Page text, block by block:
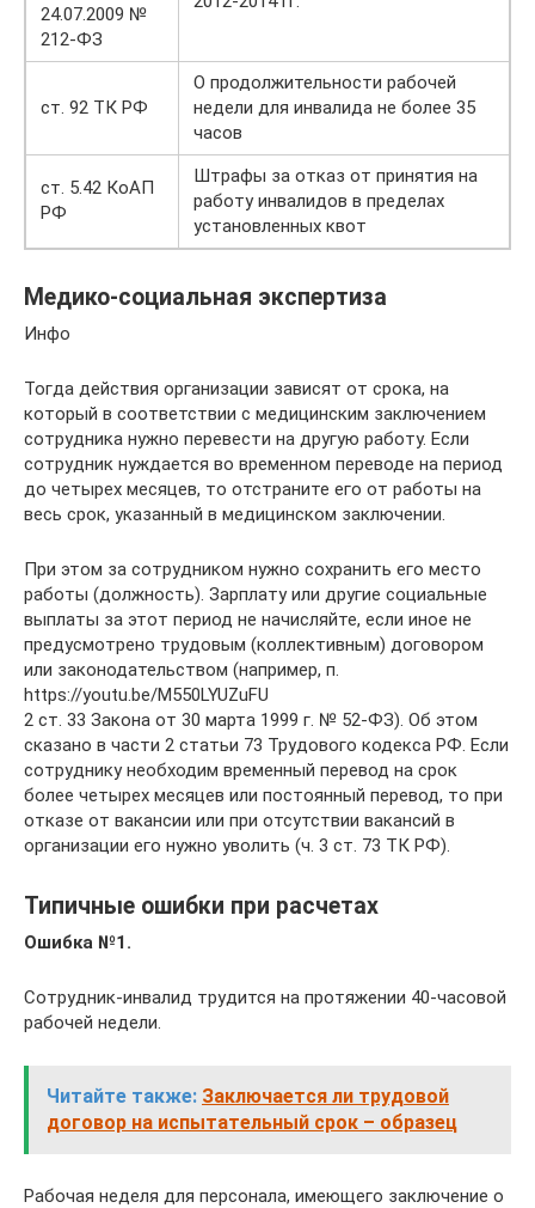
24.07.2009 №
212-ФЗ
ст. 92 ТК РФ
О продолжительности рабочей
недели для инвалида не более 35
часов
ст. 5.42 КоАП
РФ
Штрафы за отказ от принятия на
работу инвалидов в пределах
установленных квот
Медико-социальная экспертиза
Инфо
Тогда действия организации зависят от срока, на
который в соответствии с медицинским заключением
сотрудника нужно перевести на другую работу. Если
сотрудник нуждается во временном переводе на период
до четырех месяцев, то отстраните его от работы на
весь срок, указанный в медицинском заключении.
При этом за сотрудником нужно сохранить его место
работы (должность). Зарплату или другие социальные
выплаты за этот период не начисляйте, если иное не
предусмотрено трудовым (коллективным) договором
или законодательством (например, п.
https://youtu.be/M550LYUZuFU
2 ст. 33 Закона от 30 марта 1999 г. № 52-ФЗ). Об этом
сказано в части 2 статьи 73 Трудового кодекса РФ. Если
сотруднику необходим временный перевод на срок
более четырех месяцев или постоянный перевод, то при
отказе от вакансии или при отсутствии вакансий в
организации его нужно уволить (ч. 3 ст. 73 ТК РФ).
Типичные ошибки при расчетах
Ошибка №1.
Сотрудник-инвалид трудится на протяжении 40-часовой
рабочей недели.
Читайте также: Заключается ли трудовой
договор на испытательный срок – образец
Рабочая неделя для персонала, имеющего заключение о